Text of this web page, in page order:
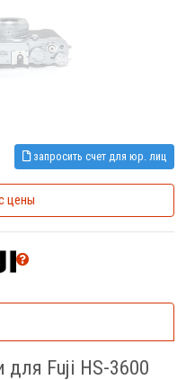
запросить счет для юр. лиц
цены
Fuji HS-3600